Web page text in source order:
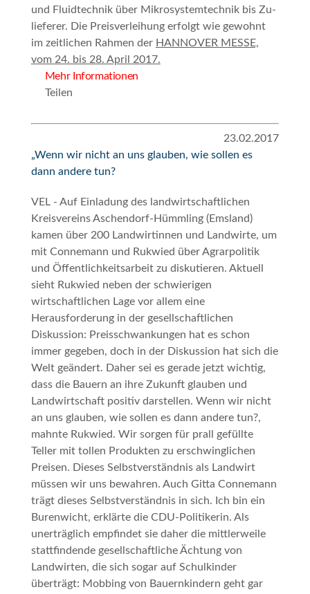
und Fluid­tech­nik über Mi­kro­sys­tem­tech­nik bis Zu­
lie­fe­rer. Die Preis­ver­lei­hung er­folgt wie ge­wohnt
im zeit­li­chen Rah­men der HAN­NO­VER MES­SE,
vom 24. bis 28. April 2017.
Mehr Informationen
Teilen
23.02.2017
„Wenn wir nicht an uns glauben, wie sollen es
dann andere tun?
VEL - Auf Einladung des landwirtschaftlichen
Kreisvereins Aschendorf-Hümmling (Emsland)
kamen über 200 Landwirtinnen und Landwirte, um
mit Connemann und Rukwied über Agrarpolitik
und Öffentlichkeitsarbeit zu diskutieren. Aktuell
sieht Rukwied neben der schwierigen
wirtschaftlichen Lage vor allem eine
Herausforderung in der gesellschaftlichen
Diskussion: Preisschwankungen hat es schon
immer gegeben, doch in der Diskussion hat sich die
Welt geändert. Daher sei es gerade jetzt wichtig,
dass die Bauern an ihre Zukunft glauben und
Landwirtschaft positiv darstellen. Wenn wir nicht
an uns glauben, wie sollen es dann andere tun?,
mahnte Rukwied. Wir sorgen für prall gefüllte
Teller mit tollen Produkten zu erschwinglichen
Preisen. Dieses Selbstverständnis als Landwirt
müssen wir uns bewahren. Auch Gitta Connemann
trägt dieses Selbstverständnis in sich. Ich bin ein
Burenwicht, erklärte die CDU-Politikerin. Als
unerträglich empfindet sie daher die mittlerweile
stattfindende gesellschaftliche Ächtung von
Landwirten, die sich sogar auf Schulkinder
überträgt: Mobbing von Bauernkindern geht gar